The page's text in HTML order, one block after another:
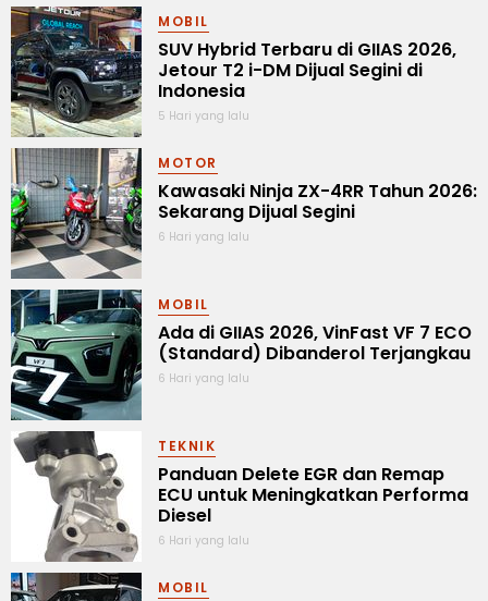
MOBIL
SUV Hybrid Terbaru di GIIAS 2026,
Jetour T2 i-DM Dijual Segini di
Indonesia
5 Hari yang lalu
MOTOR
Kawasaki Ninja ZX-4RR Tahun 2026:
Sekarang Dijual Segini
6 Hari yang lalu
MOBIL
Ada di GIIAS 2026, VinFast VF 7 ECO
(Standard) Dibanderol Terjangkau
6 Hari yang lalu
TEKNIK
Panduan Delete EGR dan Remap
ECU untuk Meningkatkan Performa
Diesel
6 Hari yang lalu
MOBIL